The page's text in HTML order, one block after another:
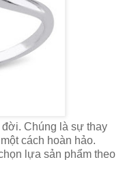
Chúng là sự thay
cách hoàn hảo.
lựa sản phẩm theo